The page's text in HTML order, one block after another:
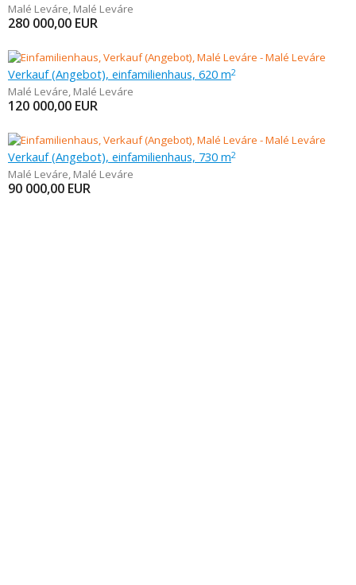
Malé Leváre, Malé Leváre
280 000,00 EUR
Verkauf (Angebot), einfamilienhaus, 620 m2
Malé Leváre, Malé Leváre
120 000,00 EUR
Verkauf (Angebot), einfamilienhaus, 730 m2
Malé Leváre, Malé Leváre
90 000,00 EUR